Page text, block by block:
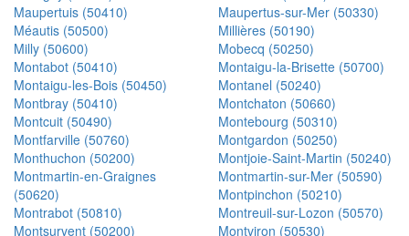
Maupertuis (50410)
Maupertus-sur-Mer (50330)
Méautis (50500)
Millières (50190)
Milly (50600)
Mobecq (50250)
Montabot (50410)
Montaigu-la-Brisette (50700)
Montaigu-les-Bois (50450)
Montanel (50240)
Montbray (50410)
Montchaton (50660)
Montcuit (50490)
Montebourg (50310)
Montfarville (50760)
Montgardon (50250)
Monthuchon (50200)
Montjoie-Saint-Martin (50240)
Montmartin-en-Graignes
(50620)
Montmartin-sur-Mer (50590)
Montpinchon (50210)
Montrabot (50810)
Montreuil-sur-Lozon (50570)
Montsurvent (50200)
Montviron (50530)